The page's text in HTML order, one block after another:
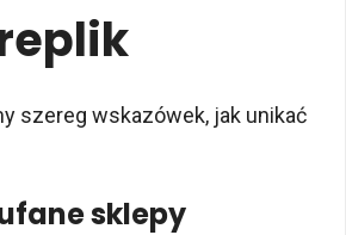
szereg wskazówek, jak unikać
sklepy